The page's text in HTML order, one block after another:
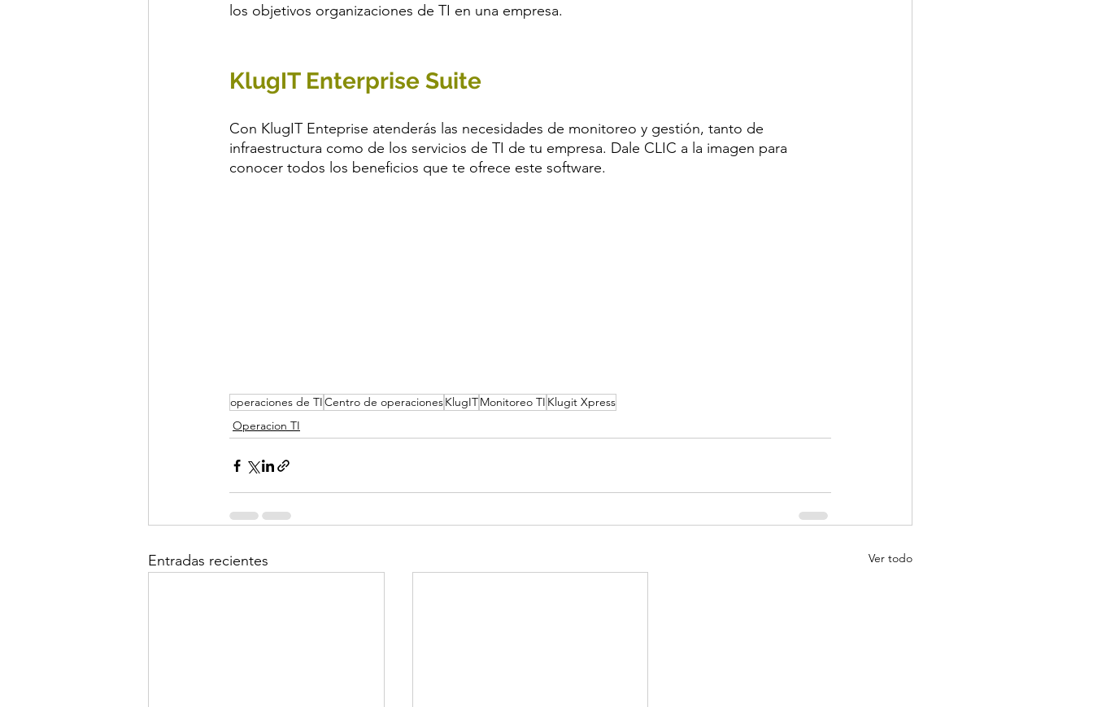
los objetivos organizaciones de TI en una empresa.
KlugIT Enterprise Suite
Con KlugIT Enteprise atenderás las necesidades de monitoreo y gestión, tanto de
infraestructura como de los servicios de TI de tu empresa. Dale CLIC a la imagen para
conocer todos los beneficios que te ofrece este software.
operaciones de TICentro de operacionesKlugITMonitoreo TI Klugit Xpress
Operacion TI
Entradas recientes Ver todo